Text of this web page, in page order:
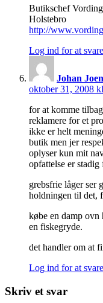
Butikschef
Holstebro
http://
Log ind for at svare
Johan
oktober 31, 2008
for at komme
reklamere for et
ikke er helt
butik men jer
oplyser kun mit
opfattelse er stadig
grebsfrie låger ser
holdningen til det,
købe en damp
en fiskegryde.
det handler om at
Log ind for at svare
Skriv et svar